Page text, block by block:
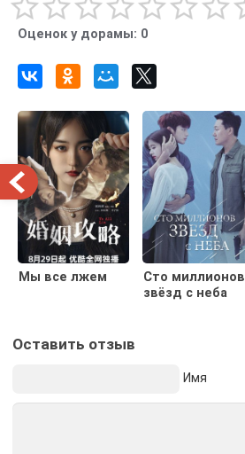
Оценок у дорамы: 0
Мы все лжем
Сто миллионов
звёзд с неба
Оставить отзыв
Имя